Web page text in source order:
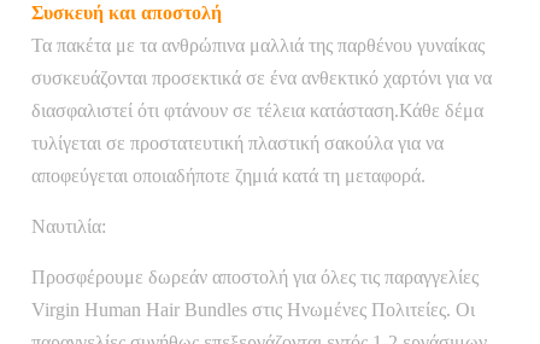
Συσκευή και αποστολή
Τα πακέτα με τα ανθρώπινα μαλλιά της παρθένου γυναίκας
συσκευάζονται προσεκτικά σε ένα ανθεκτικό χαρτόνι για να
διασφαλιστεί ότι φτάνουν σε τέλεια κατάσταση.Κάθε δέμα
τυλίγεται σε προστατευτική πλαστική σακούλα για να
αποφεύγεται οποιαδήποτε ζημιά κατά τη μεταφορά.
Ναυτιλία:
Προσφέρουμε δωρεάν αποστολή για όλες τις παραγγελίες
Virgin Human Hair Bundles στις Ηνωμένες Πολιτείες. Οι